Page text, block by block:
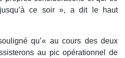
ce soir », a dit le haut
qu’« au cours des deux
au pic opérationnel de